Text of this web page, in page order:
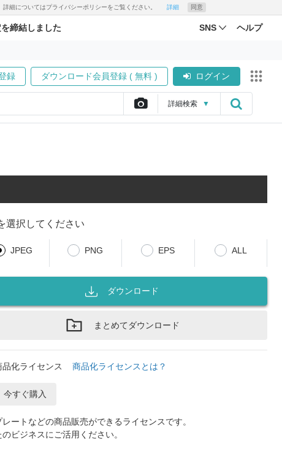
細についてはプライバシーポリシーをご覧ください。 詳細 同意
締結しました SNS ヘルプ
録 ダウンロード会員登録 ( 無料 ) ログイン
詳細検索 ▼
選択してください
JPEG PNG EPS ALL
ダウンロード
まとめてダウンロード
品化ライセンス 商品化ライセンスとは？
今すぐ購入
レートなどの商品販売ができるライセンスです。
のビジネスにご活用ください。